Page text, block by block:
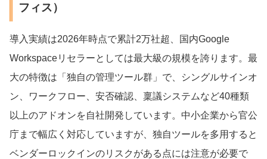
フィス）
導入実績は2026年時点で累計2万社超、国内Google
Workspaceリセラーとしては最大級の規模を誇ります。最
大の特徴は「独自の管理ツール群」で、シングルサインオ
ン、ワークフロー、安否確認、稟議システムなど40種類
以上のアドオンを自社開発しています。中小企業から官公
庁まで幅広く対応していますが、独自ツールを多用すると
ベンダーロックインのリスクがある点には注意が必要で